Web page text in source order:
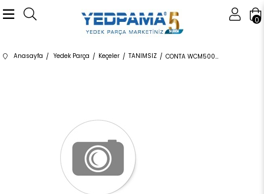
0
Anasayfa Yedek Parça Keçeler TANIMSIZ CONTA WCM500080 WCM500080 WCM500080